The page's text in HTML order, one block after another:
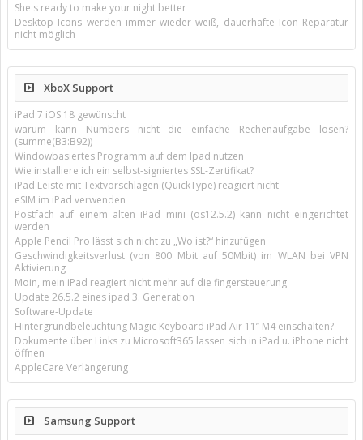
She's ready to make your night better
Desktop Icons werden immer wieder weiß, dauerhafte Icon Reparatur
nicht möglich
XboX Support
iPad 7 iOS 18 gewünscht
warum kann Numbers nicht die einfache Rechenaufgabe lösen?
(summe(B3:B92))
Windowbasiertes Programm auf dem Ipad nutzen
Wie installiere ich ein selbst-signiertes SSL-Zertifikat?
iPad Leiste mit Textvorschlägen (QuickType) reagiert nicht
eSIM im iPad verwenden
Postfach auf einem alten iPad mini (os12.5.2) kann nicht eingerichtet
werden
Apple Pencil Pro lässt sich nicht zu „Wo ist?“ hinzufügen
Geschwindigkeitsverlust (von 800 Mbit auf 50Mbit) im WLAN bei VPN
Aktivierung
Moin, mein iPad reagiert nicht mehr auf die fingersteuerung
Update 26.5.2 eines ipad 3. Generation
Software-Update
Hintergrundbeleuchtung Magic Keyboard iPad Air 11’’ M4 einschalten?
Dokumente über Links zu Microsoft365 lassen sich in iPad u. iPhone nicht
öffnen
AppleCare Verlängerung
Samsung Support